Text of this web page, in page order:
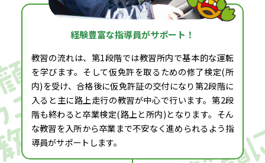
経験豊富な指導員がサポート！
教習の流れは、第1段階では教習所内で基本的な運転
を学びます。そして仮免許を取るための修了検定(所
内)を受け、合格後に仮免許証の交付になり第2段階に
入ると主に路上走行の教習が中心で行います。第2段
階も終わると卒業検定(路上と所内)となります。そん
な教習を入所から卒業まで不安なく進められるよう指
導員がサポートします。